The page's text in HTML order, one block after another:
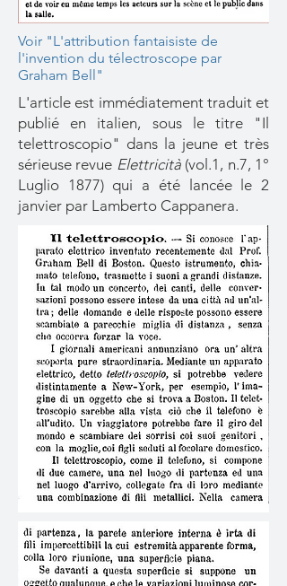
Voir "L'attribution fantaisiste de
l'invention du télectroscope par
Graham Bell"
L'article est immédiatement traduit et
publié en italien, sous le titre "Il
telettroscopio" dans la jeune et très
sérieuse revue Elettricità(vol.1, n.7, 1°
Luglio 1877) qui a été lancée le 2
janvier par Lamberto Cappanera.